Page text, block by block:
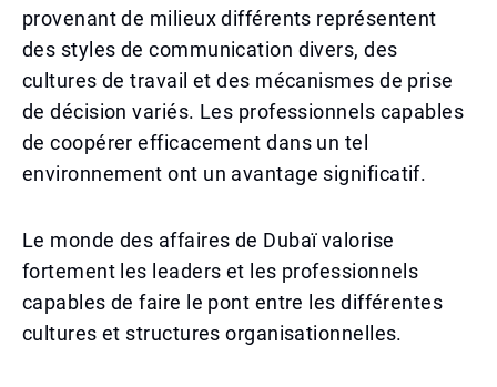
provenant de milieux différents représentent
des styles de communication divers, des
cultures de travail et des mécanismes de prise
de décision variés. Les professionnels capables
de coopérer efficacement dans un tel
environnement ont un avantage significatif.
Le monde des affaires de Dubaï valorise
fortement les leaders et les professionnels
capables de faire le pont entre les différentes
cultures et structures organisationnelles.